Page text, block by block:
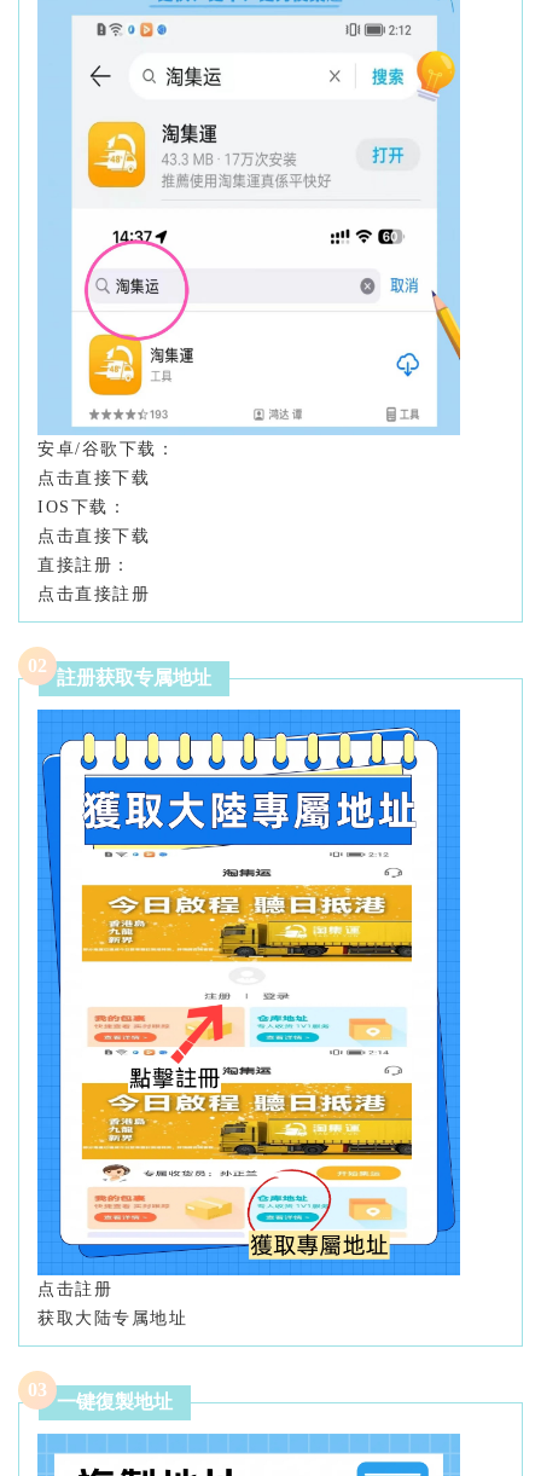
安卓/谷歌下载：
点击直接下载
IOS下载：
点击直接下载
直接註册：
点击直接註册
02
註册获取专属地址
点击註册
获取大陆专属地址
03
一键復製地址